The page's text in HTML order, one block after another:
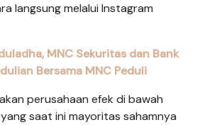
langsung melalui Instagram
MNC Sekuritas dan Bank
Bersama MNC Peduli
perusahaan efek di bawah
saat ini mayoritas sahamnya